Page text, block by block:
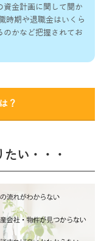
資金計画に関して聞か
時期や退職金はいくら
のかなど把握されてお
？
い・・・